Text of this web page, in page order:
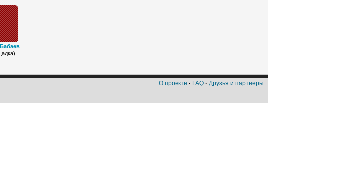
О проекте · FAQ · Друзья и партнеры